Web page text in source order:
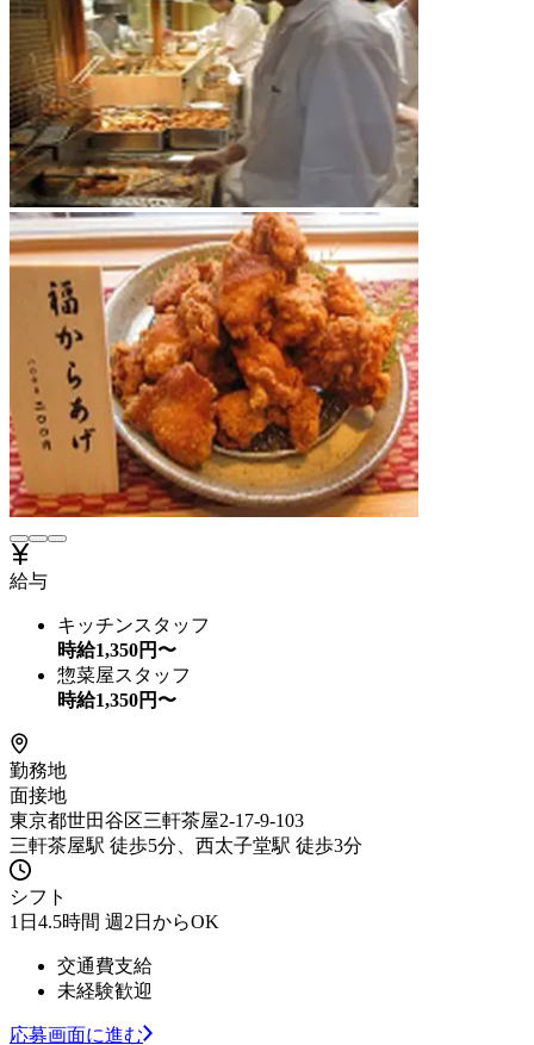
給与
キッチンスタッフ
時給1,350円〜
惣菜屋スタッフ
時給1,350円〜
勤務地
面接地
東京都世田谷区三軒茶屋2-17-9-103
三軒茶屋駅 徒歩5分、西太子堂駅 徒歩3分
シフト
1日4.5時間 週2日からOK
交通費支給
未経験歓迎
応募画面に進む